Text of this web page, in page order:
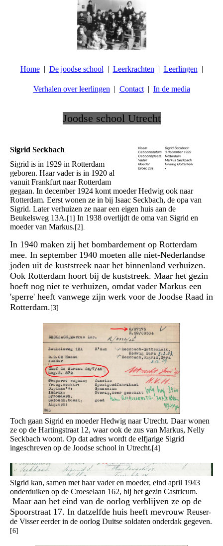
Home De joodse school Leerkrachten Leerlingen
Verhalen over leerlingen Contact In de media
Joodse school Utrecht
Sigrid Seckbach
Sigrid is in 1929 in Rotterdam
geboren. Haar vader is in 1920 al
vanuit Frankfurt naar Rotterdam
gegaan. In december 1924 komt moeder Hedwig ook naar
Rotterdam. Eerst wonen ze in bij Isaac Seckbach, de opa van
Sigrid. Later verhuizen ze naar een eigen huis aan de
Beukelsweg 13A. [1] In 1938 overlijdt de oma van Sigrid en
moeder van Markus. [2].
In 1940 maken zij het bombardement op Rotterdam
mee. In september 1940 moeten alle niet-Nederlandse
joden uit de kuststreek naar het binnenland verhuizen.
Ook Rotterdam hoort bij de kuststreek. Maar het gezin
hoeft nog niet te verhuizen, omdat vader Markus een
'sperre' heeft vanwege zijn werk voor de Joodse Raad in
Rotterdam. [3]
Toch gaan Sigrid en moeder Hedwig naar Utrecht. Daar wonen
ze op de Hartingstraat 12, waar ook de zus van Markus, Nelly
Seckbach woont. Op dat adres wordt de elfjarige Sigrid
ingeschreven op de Joodse school in Utrecht. [4]
Sigrid kan, samen met haar vader en moeder, eind april 1943
onderduiken op de Croeselaan 162, bij het gezin Castricum.
Maar aan het eind van de oorlog verblijven ze op de
Spoorstraat 17. In datzelfde huis heeft mevrouw Reuser-
de Visser eerder in de oorlog Duitse soldaten onderdak gegeven.
[6]